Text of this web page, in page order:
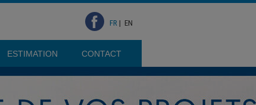
FR | EN
ESTIMATION CONTACT